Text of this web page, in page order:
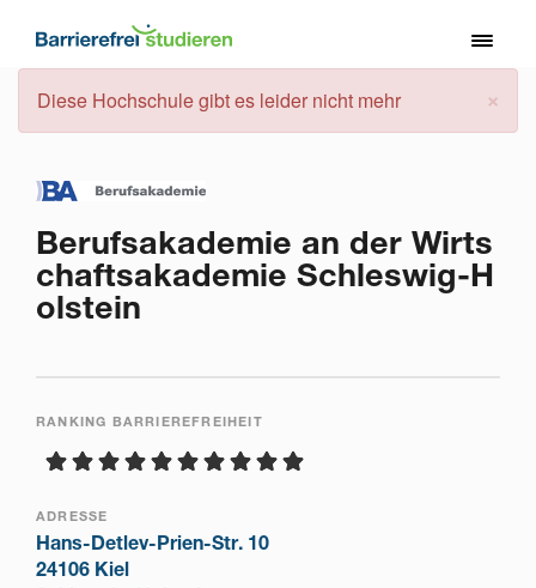
Inhalt
×
Fehlermeldung
Diese Hochschule gibt es leider nicht mehr
Berufsakademie an der Wirts
chaftsakademie Schleswig-H
olstein
RANKING BARRIEREFREIHEIT
ADRESSE
Hans-Detlev-Prien-Str. 10
24106 Kiel